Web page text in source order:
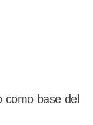
como base del